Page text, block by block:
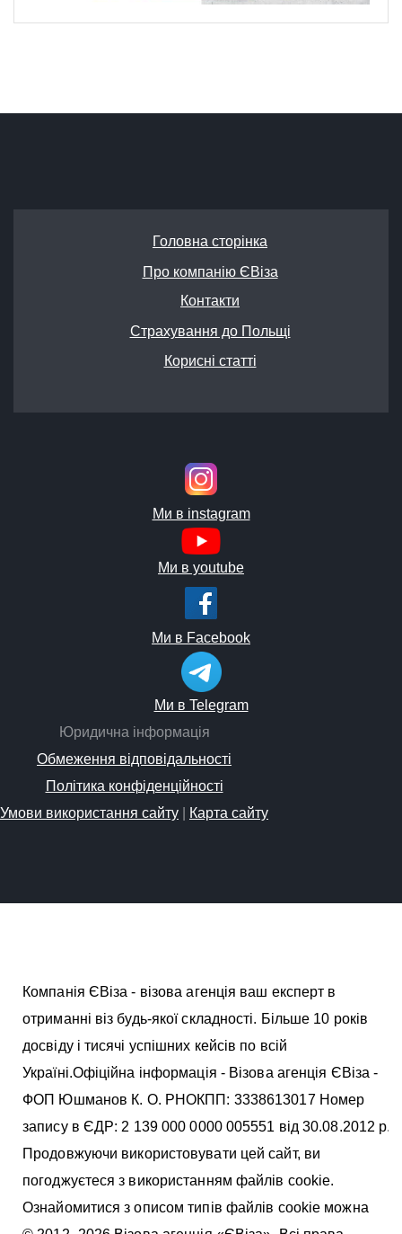
Головна сторінка
Про компанію ЄВіза
Контакти
Страхування до Польщі
Корисні статті
Ми в instagram
Ми в youtube
Ми в Facebook
Ми в Telegram
Юридична інформація
Обмеження відповідальності
Політика конфіденційності
Умови використання сайту
Карта сайту
Компанія ЄВіза - візова агенція ваш експерт в
отриманні віз будь-якої складності. Більше 10 років
досвіду і тисячі успішних кейсів по всій
Україні.Офіційна інформація - Візова агенція ЄВіза -
ФОП Юшманов К. О. РНОКПП: 3338613017 Номер
запису в ЄДР: 2 139 000 0000 005551 від 30.08.2012 р.
Продовжуючи використовувати цей сайт, ви
погоджуєтеся з використанням файлів cookie.
Ознайомитися з описом типів файлів cookie можна